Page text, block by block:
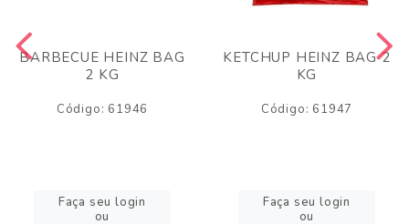
BARBECUE HEINZ BAG
2 KG
Código: 61946
Faça seu login
ou
KETCHUP HEINZ BAG 2
KG
Código: 61947
Faça seu login
ou